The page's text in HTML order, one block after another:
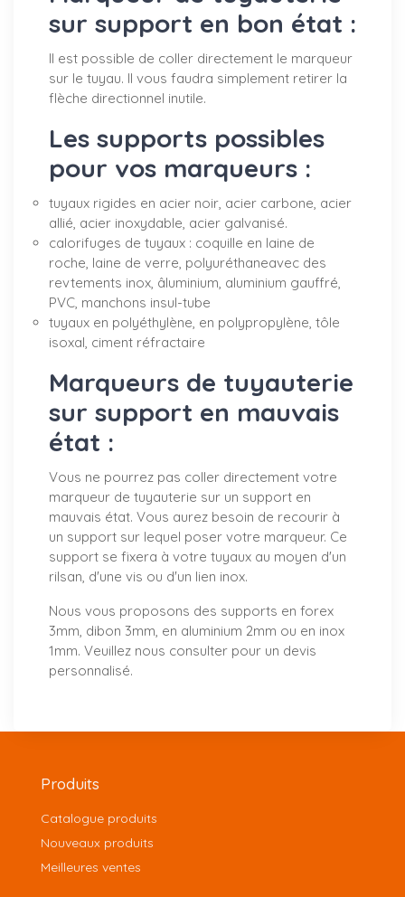
sur support en bon état :
Il est possible de coller directement le marqueur
sur le tuyau. Il vous faudra simplement retirer la
flèche directionnel inutile.
Les supports possibles
pour vos marqueurs :
tuyaux rigides en acier noir, acier carbone, acier
allié, acier inoxydable, acier galvanisé.
calorifuges de tuyaux : coquille en laine de
roche, laine de verre, polyuréthaneavec des
revtements inox, âluminium, aluminium gauffré,
PVC, manchons insul-tube
tuyaux en polyéthylène, en polypropylène, tôle
isoxal, ciment réfractaire
Marqueurs de tuyauterie
sur support en mauvais
état :
Vous ne pourrez pas coller directement votre
marqueur de tuyauterie sur un support en
mauvais état. Vous aurez besoin de recourir à
un support sur lequel poser votre marqueur. Ce
support se fixera à votre tuyaux au moyen d'un
rilsan, d'une vis ou d'un lien inox.
Nous vous proposons des supports en forex
3mm, dibon 3mm, en aluminium 2mm ou en inox
1mm. Veuillez nous consulter pour un devis
personnalisé.
Produits
Catalogue produits
Nouveaux produits
Meilleures ventes